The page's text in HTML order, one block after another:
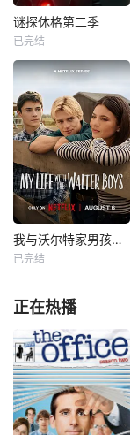
谜探休格第二季
已完结
我与沃尔特家男孩的生活第三季
已完结
正在热播